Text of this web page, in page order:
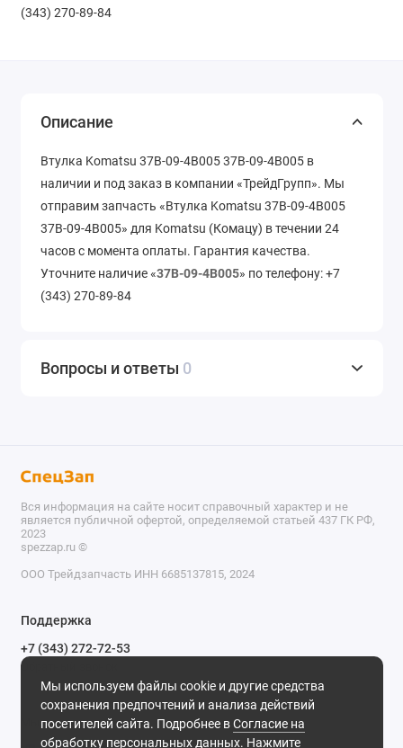
(343) 270-89-84
Описание
Втулка Komatsu 37B-09-4B005 37B-09-4B005 в
наличии и под заказ в компании «ТрейдГрупп». Мы
отправим запчасть «Втулка Komatsu 37B-09-4B005
37B-09-4B005» для Komatsu (Комацу) в течении 24
часов с момента оплаты. Гарантия качества.
Уточните наличие «37B-09-4B005» по телефону: +7
(343) 270-89-84
Вопросы и ответы 0
Мы используем файлы cookie и другие средства
сохранения предпочтений и анализа действий
посетителей сайта. Подробнее вСогласие на
обработку персональных данных. Нажмите
Вся информация на сайте носит справочный характер и не
является публичной офертой, определяемой статьей 437 ГК РФ,
2023
spezzap.ru ©️
ООО Трейдзапчасть ИНН 6685137815, 2024
Поддержка
+7 (343) 272-72-53
Обратный звонок
620030, г. Екатеринбург, ул. Карьерная, д. 14, оф. 14.
Мы в сети